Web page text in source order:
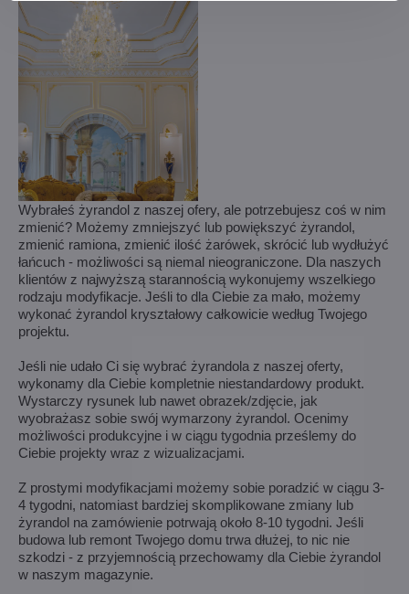
Wybrałeś żyrandol z naszej ofery, ale potrzebujesz coś w nim
zmienić? Możemy zmniejszyć lub powiększyć żyrandol,
zmienić ramiona, zmienić ilość żarówek, skrócić lub wydłużyć
łańcuch - możliwości są niemal nieograniczone. Dla naszych
klientów z najwyższą starannością wykonujemy wszelkiego
rodzaju modyfikacje. Jeśli to dla Ciebie za mało, możemy
wykonać żyrandol kryształowy całkowicie według Twojego
projektu.
Jeśli nie udało Ci się wybrać żyrandola z naszej oferty,
wykonamy dla Ciebie kompletnie niestandardowy produkt.
Wystarczy rysunek lub nawet obrazek/zdjęcie, jak
wyobrażasz sobie swój wymarzony żyrandol. Ocenimy
możliwości produkcyjne i w ciągu tygodnia prześlemy do
Ciebie projekty wraz z wizualizacjami.
Z prostymi modyfikacjami możemy sobie poradzić w ciągu 3-
4 tygodni, natomiast bardziej skomplikowane zmiany lub
żyrandol na zamówienie potrwają około 8-10 tygodni. Jeśli
budowa lub remont Twojego domu trwa dłużej, to nic nie
szkodzi - z przyjemnością przechowamy dla Ciebie żyrandol
w naszym magazynie.